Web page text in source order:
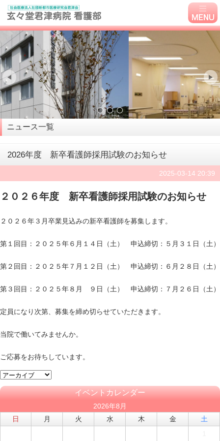
トップ画像1
トップ画像2
トップ画像3
ニュース一覧
2026年度 新卒看護師採用試験のお知らせ
2025-03-14 20:39
２０２６年度 新卒看護師採用試験のお知らせ
２０２６年３月卒業見込みの新卒看護師を募集します。
第１回目：２０２５年６月１４日（土） 申込締切：５月３１日（土）
第２回目：２０２５年７月１２日（土） 申込締切：６月２８日（土）
第３回目：２０２５年８月 ９日（土） 申込締切：７月２６日（土）
定員になり次第、募集を締め切らせていただきます。
当院で働いてみませんか。
ご応募をお待ちしています。
イベントカレンダー
2026年8月
日
月 火 水 木 金
土